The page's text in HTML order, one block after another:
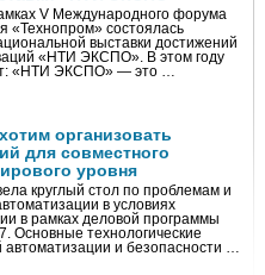
V Международного форума
«Технопром» состоялась
выставки достижений
«НТИ ЭКСПО». В этом году
«НТИ ЭКСПО» — это …
организовать
для совместного
уровня
круглый стол по проблемам и
в условиях
в рамках деловой программы
Основные технологические
и безопасности …